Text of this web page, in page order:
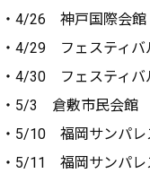
・4/26 神戸国際会館
・4/29 フェスティバ
・4/30 フェスティバ
・5/3 倉敷市民会館
・5/10 福岡サンパレ
・5/11 福岡サンパレ